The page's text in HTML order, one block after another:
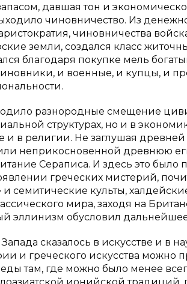
давшая тон и
чиновничество. Из
чиновничества
земли, создался класс
благодаря покупке мель
и военные, и купцы, и
разнородные смещение
структурах, но и в
и в религии. Не заглушая
неприкосновенной древнюю
Сераписа. И здесь это
греческих мистерий,
и семитические культы,
мира, заходя на
эллинизм обусловил
сказалось в искусстве и в
и греческого искусства можно
там, где можно было менее